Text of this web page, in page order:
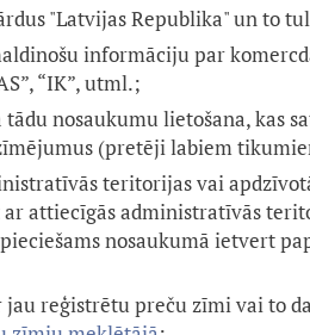
"Latvijas Republika" un to
informāciju par
“IK”, utml.;
nosaukumu lietošana, kas
(pretēji labiem
teritorijas vai
attiecīgās administratīvās
nosaukumā ietvert
reģistrētu preču zīmi vai to